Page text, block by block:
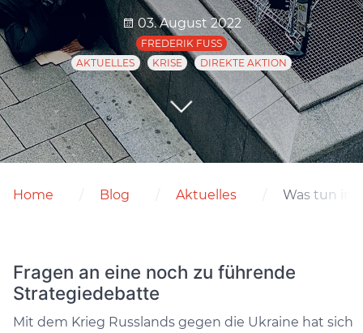
03. August 2022
FREDERIK FUSS
AKTUELLES
KRISE DIREKTE AKTION
Home Blog Aktuelles Was tun in
Fragen an eine noch zu führende
Strategiedebatte
Mit dem Krieg Russlands gegen die Ukraine hat sich